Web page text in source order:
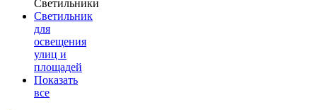
Светильники
Светильник
для
освещения
улиц и
площадей
Показать
все